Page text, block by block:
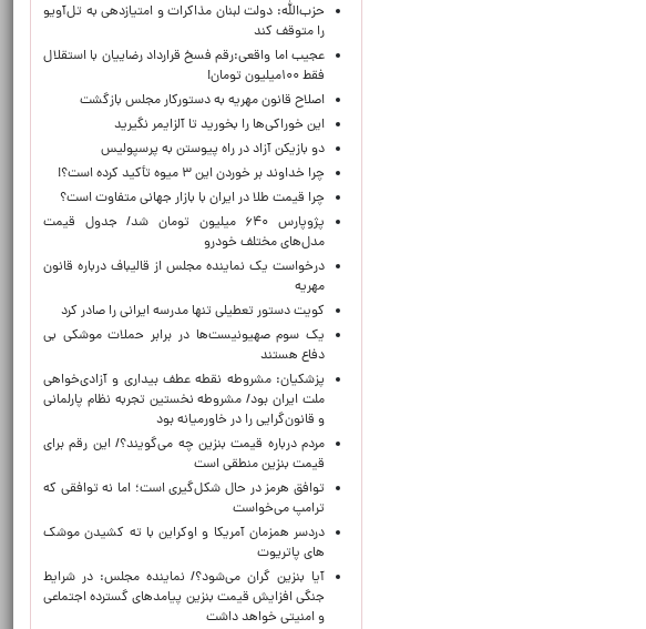
حزب‌الله: دولت لبنان مذاکرات و امتیازدهی به تل‌آویو
را متوقف کند
عجیب اما واقعی:رقم فسخ قرارداد رضاییان با استقلال
فقط ۱۰۰میلیون تومان!
اصلاح قانون مهریه به دستورکار مجلس بازگشت
این خوراکی‌ها را بخورید تا آلزایمر نگیرید
دو بازیکن آزاد در راه پیوستن به پرسپولیس
چرا خداوند بر خوردن این ۳ میوه تأکید کرده است؟!
چرا قیمت طلا در ایران با بازار جهانی متفاوت است؟
پژوپارس ۶۴۰ میلیون تومان شد/ جدول قیمت
مدل‌های مختلف خودرو
درخواست یک نماینده مجلس از قالیباف درباره قانون
مهریه
کویت دستور تعطیلی تنها مدرسه ایرانی را صادر کرد
یک‌ سوم صهیونیست‌ها در برابر حملات موشکی بی
دفاع هستند
پزشکیان: مشروطه نقطه عطف بیداری و آزادی‌خواهی
ملت ایران بود/ مشروطه نخستین تجربه نظام پارلمانی
و قانون‌گرایی را در خاورمیانه بود
مردم درباره قیمت بنزین چه می‌گویند؟/ این رقم برای
قیمت بنزین منطقی است
توافق هرمز در حال شکل‌گیری است؛ اما نه توافقی که
ترامپ می‌خواست
دردسر همزمان آمریکا و اوکراین با ته کشیدن موشک
های پاتریوت
آیا بنزین گران می‌شود؟/ نماینده مجلس: در شرایط
جنگی افزایش قیمت بنزین پیامدهای گسترده اجتماعی
و امنیتی خواهد داشت